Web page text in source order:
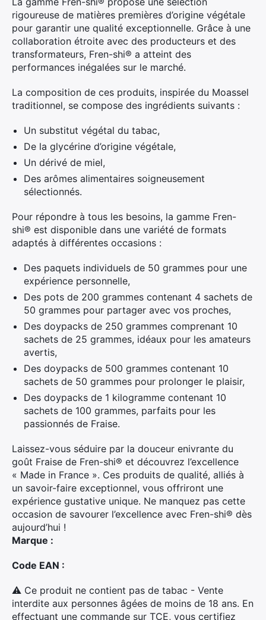
rigoureuse de matières premières d’origine végétale
pour garantir une qualité exceptionnelle. Grâce à une
collaboration étroite avec des producteurs et des
transformateurs, Fren-shi® a atteint des
performances inégalées sur le marché.
La composition de ces produits, inspirée du Moassel
traditionnel, se compose des ingrédients suivants :
Un substitut végétal du tabac,
De la glycérine d’origine végétale,
Un dérivé de miel,
Des arômes alimentaires soigneusement
sélectionnés.
Pour répondre à tous les besoins, la gamme Fren-
shi® est disponible dans une variété de formats
adaptés à différentes occasions :
Des paquets individuels de 50 grammes pour une
expérience personnelle,
Des pots de 200 grammes contenant 4 sachets de
50 grammes pour partager avec vos proches,
Des doypacks de 250 grammes comprenant 10
sachets de 25 grammes, idéaux pour les amateurs
avertis,
Des doypacks de 500 grammes contenant 10
sachets de 50 grammes pour prolonger le plaisir,
Des doypacks de 1 kilogramme contenant 10
sachets de 100 grammes, parfaits pour les
passionnés de Fraise.
Laissez-vous séduire par la douceur enivrante du
goût Fraise de Fren-shi® et découvrez l’excellence
« Made in France ». Ces produits de qualité, alliés à
un savoir-faire exceptionnel, vous offriront une
expérience gustative unique. Ne manquez pas cette
occasion de savourer l’excellence avec Fren-shi® dès
aujourd’hui !
Marque :
Code EAN :
⚠ Ce produit ne contient pas de tabac - Vente
interdite aux personnes âgées de moins de 18 ans. En
effectuant une commande sur TCE, vous certifiez